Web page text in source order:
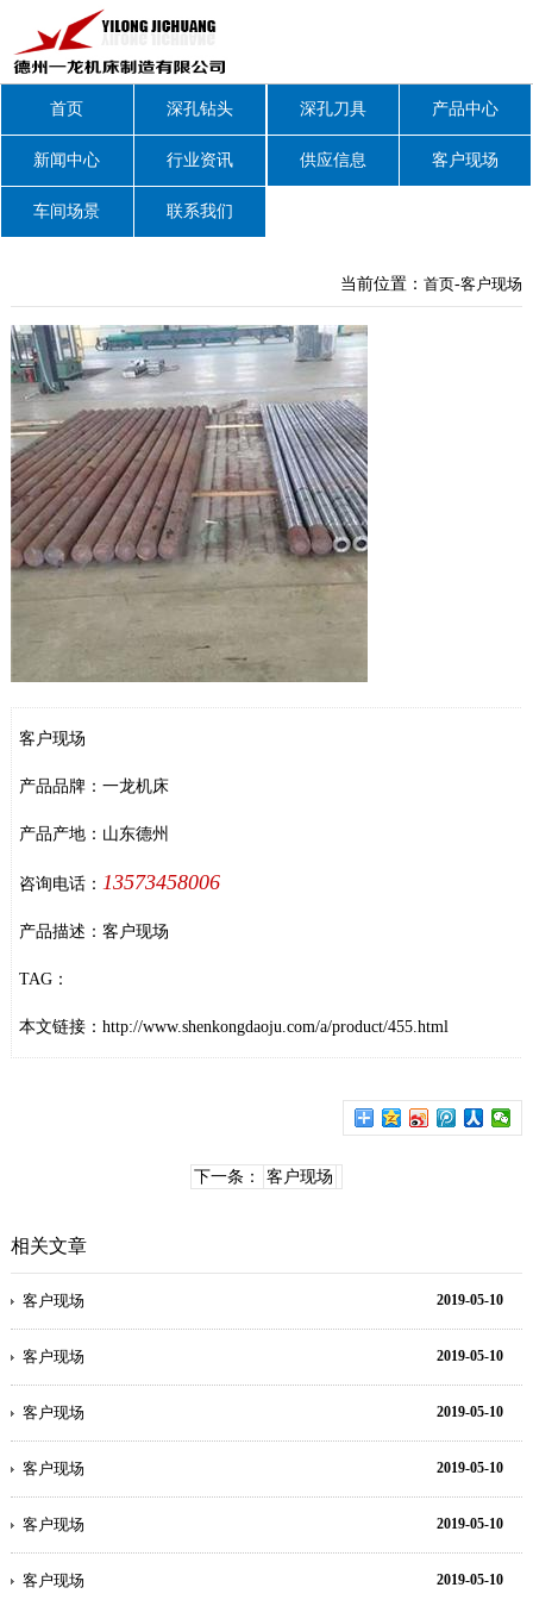
首页 深孔钻头 深孔刀具 产品中心
新闻中心 行业资讯 供应信息 客户现场
车间场景 联系我们
当前位置：首页-客户现场
客户现场
产品品牌：一龙机床
产品产地：山东德州
咨询电话： 13573458006
产品描述：客户现场
TAG：
本文链接： http://www.shenkongdaoju.com/a/product/455.html
下一条： 客户现场
相关文章
2019-05-10
客户现场
2019-05-10
客户现场
2019-05-10
客户现场
2019-05-10
客户现场
2019-05-10
客户现场
2019-05-10
客户现场